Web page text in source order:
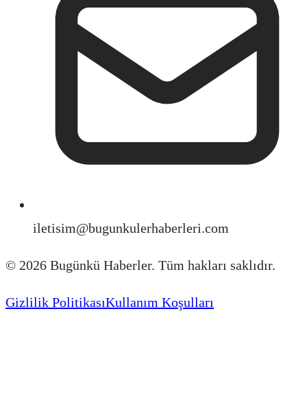
iletisim@bugunkulerhaberleri.com
© 2026 Bugünkü Haberler. Tüm hakları saklıdır.
Gizlilik PolitikasıKullanım Koşulları